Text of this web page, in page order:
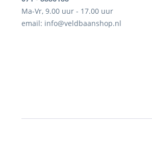
Ma-Vr, 9.00 uur - 17.00 uur
email: info@veldbaanshop.nl